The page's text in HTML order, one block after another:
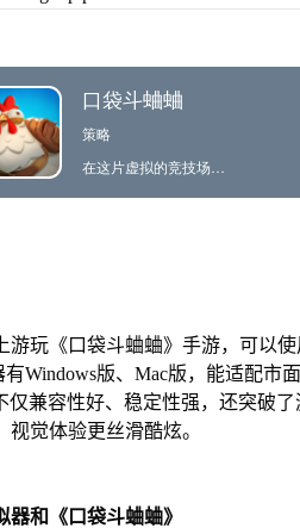
游玩《口袋斗蛐蛐》手游，可以
Windows版、Mac版，能适配市
仅兼容性好、稳定性强，还突破
觉体验更丝滑酷炫。
和《口袋斗蛐蛐》